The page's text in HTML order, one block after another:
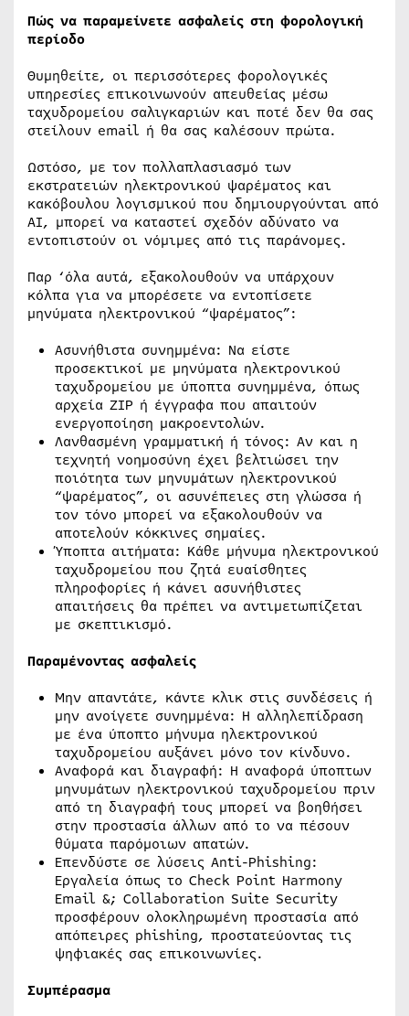
Πώς να παραμείνετε ασφαλείς στη φορολογική
περίοδο
Θυμηθείτε, οι περισσότερες φορολογικές
υπηρεσίες επικοινωνούν απευθείας μέσω
ταχυδρομείου σαλιγκαριών και ποτέ δεν θα σας
στείλουν email ή θα σας καλέσουν πρώτα.
Ωστόσο, με τον πολλαπλασιασμό των
εκστρατειών ηλεκτρονικού ψαρέματος και
κακόβουλου λογισμικού που δημιουργούνται από
AI, μπορεί να καταστεί σχεδόν αδύνατο να
εντοπιστούν οι νόμιμες από τις παράνομες.
Παρ ‘όλα αυτά, εξακολουθούν να υπάρχουν
κόλπα για να μπορέσετε να εντοπίσετε
μηνύματα ηλεκτρονικού “ψαρέματος”:
Ασυνήθιστα συνημμένα: Να είστε
προσεκτικοί με μηνύματα ηλεκτρονικού
ταχυδρομείου με ύποπτα συνημμένα, όπως
αρχεία ZIP ή έγγραφα που απαιτούν
ενεργοποίηση μακροεντολών.
Λανθασμένη γραμματική ή τόνος: Αν και η
τεχνητή νοημοσύνη έχει βελτιώσει την
ποιότητα των μηνυμάτων ηλεκτρονικού
“ψαρέματος”, οι ασυνέπειες στη γλώσσα ή
τον τόνο μπορεί να εξακολουθούν να
αποτελούν κόκκινες σημαίες.
Ύποπτα αιτήματα: Κάθε μήνυμα ηλεκτρονικού
ταχυδρομείου που ζητά ευαίσθητες
πληροφορίες ή κάνει ασυνήθιστες
απαιτήσεις θα πρέπει να αντιμετωπίζεται
με σκεπτικισμό.
Παραμένοντας ασφαλείς
Μην απαντάτε, κάντε κλικ στις συνδέσεις ή
μην ανοίγετε συνημμένα: Η αλληλεπίδραση
με ένα ύποπτο μήνυμα ηλεκτρονικού
ταχυδρομείου αυξάνει μόνο τον κίνδυνο.
Αναφορά και διαγραφή: Η αναφορά ύποπτων
μηνυμάτων ηλεκτρονικού ταχυδρομείου πριν
από τη διαγραφή τους μπορεί να βοηθήσει
στην προστασία άλλων από το να πέσουν
θύματα παρόμοιων απατών.
Επενδύστε σε λύσεις Anti-Phishing:
Εργαλεία όπως το Check Point Harmony
Email &; Collaboration Suite Security
προσφέρουν ολοκληρωμένη προστασία από
απόπειρες phishing, προστατεύοντας τις
ψηφιακές σας επικοινωνίες.
Συμπέρασμα